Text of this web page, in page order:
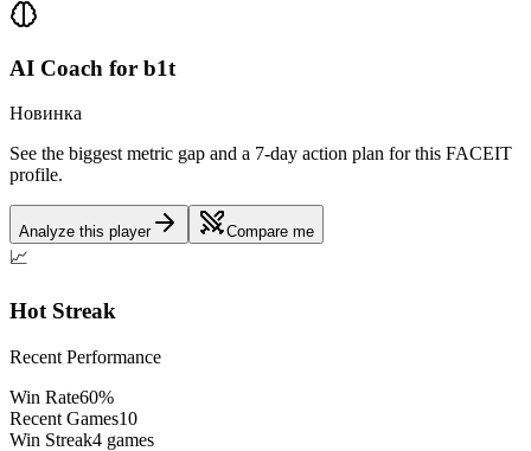
AI Coach for b1t
Новинка
See the biggest metric gap and a 7-day action plan for this FACEIT
profile.
Analyze this player Compare me
📈
Hot Streak
Recent Performance
Win Rate60%
Recent Games10
Win Streak4 games